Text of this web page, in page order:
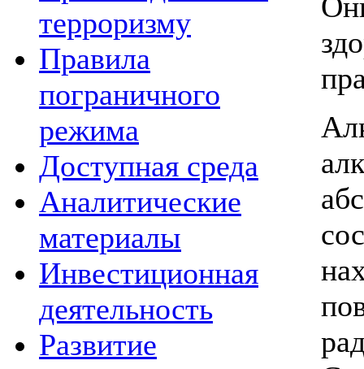
терроризму
Правила
пограничного
режима
Доступная среда
Аналитические
материалы
Инвестиционная
деятельность
Развитие